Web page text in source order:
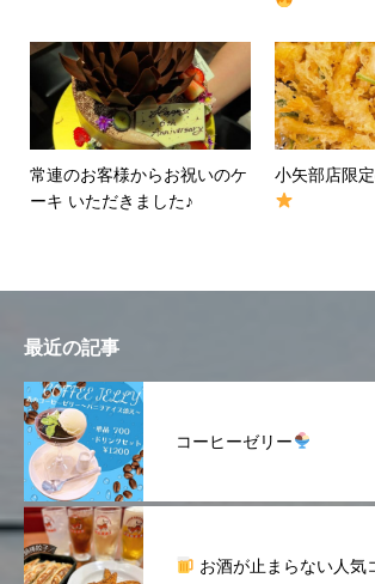
常連のお客様からお祝いのケ
ーキ いただきました♪
小矢部店限
最近の記事
コーヒーゼリー
お酒が止まらない人気